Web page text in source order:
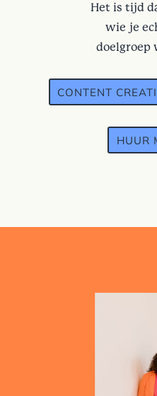
Het is tijd
wie je
doelgroep
CONTENT
HUUR